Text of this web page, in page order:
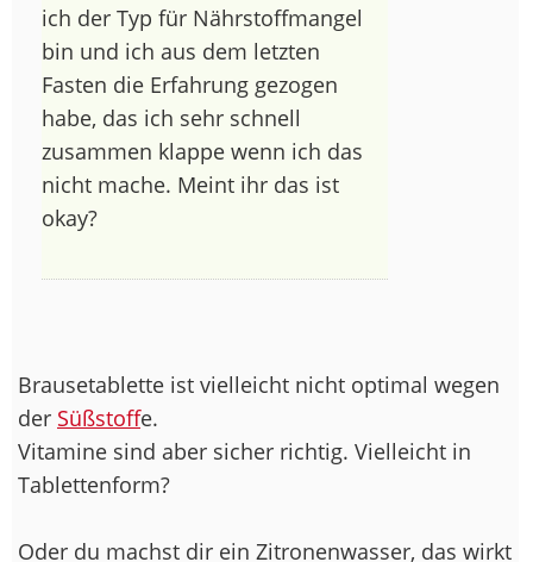
ich der Typ für Nährstoffmangel
bin und ich aus dem letzten
Fasten die Erfahrung gezogen
habe, das ich sehr schnell
zusammen klappe wenn ich das
nicht mache. Meint ihr das ist
okay?
Brausetablette ist vielleicht nicht optimal wegen
der Süßstoffe.
Vitamine sind aber sicher richtig. Vielleicht in
Tablettenform?
Oder du machst dir ein Zitronenwasser, das wirkt